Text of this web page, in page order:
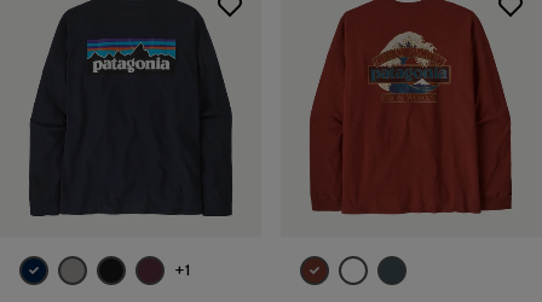
(16)
XXL (11)
Filtrar por
Fit
Filtrar por
Color +1